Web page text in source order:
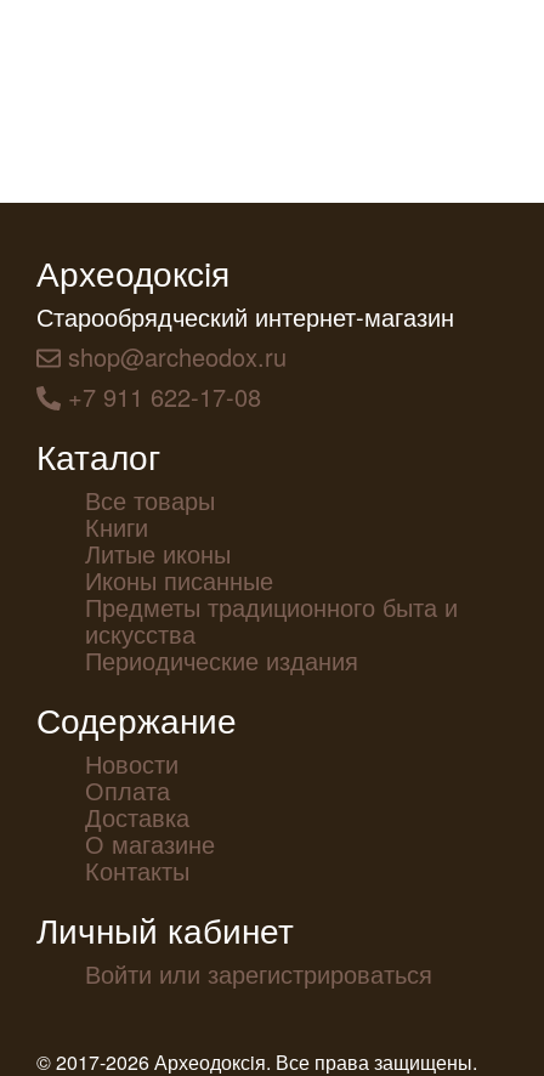
Археодоксiя
Старообрядческий интернет-магазин
shop@archeodox.ru
+7 911 622-17-08
Каталог
Все товары
Книги
Литые иконы
Иконы писанные
Предметы традиционного быта и
искусства
Периодические издания
Содержание
Новости
Оплата
Доставка
О магазине
Контакты
Личный кабинет
Войти или зарегистрироваться
© 2017-2026 Археодоксiя. Все права защищены.